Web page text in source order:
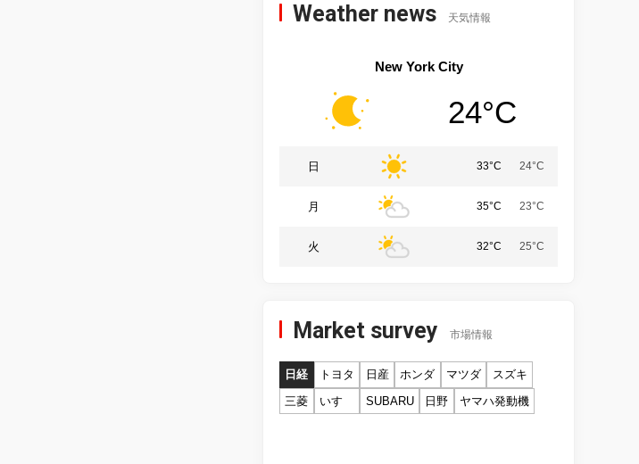
Weather news 天気情報
New York City
24°C
日 33°C 24°C
月 35°C 23°C
火 32°C 25°C
Market survey 市場情報
日経 トヨタ 日産 ホンダ マツダ
スズキ
三菱
いすゞ SUBARU 日野 ヤマハ発動機